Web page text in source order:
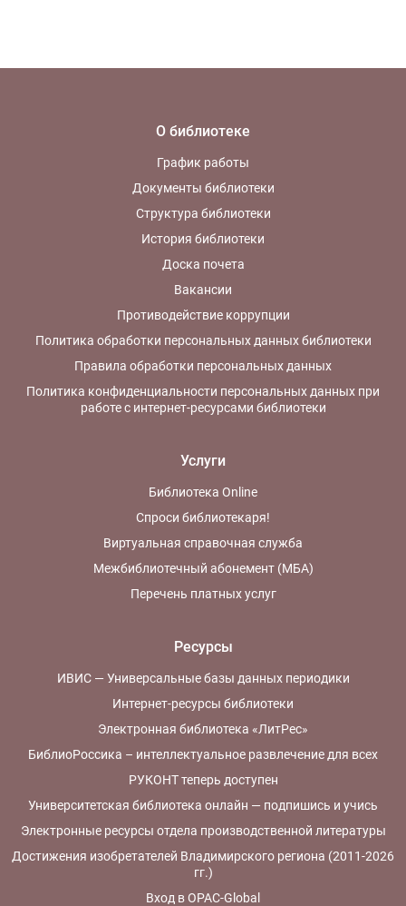
О библиотеке
График работы
Документы библиотеки
Структура библиотеки
История библиотеки
Доска почета
Вакансии
Противодействие коррупции
Политика обработки персональных данных библиотеки
Правила обработки персональных данных
Политика конфиденциальности персональных данных при
работе с интернет-ресурсами библиотеки
Услуги
Библиотека Online
Спроси библиотекаря!
Виртуальная справочная служба
Межбиблиотечный абонемент (МБА)
Перечень платных услуг
Ресурсы
ИВИС — Универсальные базы данных периодики
Интернет-ресурсы библиотеки
Электронная библиотека «ЛитРес»
БиблиоРоссика – интеллектуальное развлечение для всех
РУКОНТ теперь доступен
Университетская библиотека онлайн — подпишись и учись
Электронные ресурсы отдела производственной литературы
Достижения изобретателей Владимирского региона (2011-2026
гг.)
Вход в OPAC-Global